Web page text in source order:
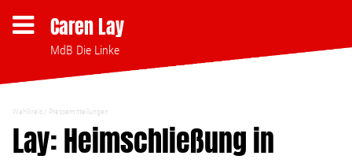
Caren Lay
MdB Die Linke
Themen
Wahlkreis Pressemitteilungen
Lay: Heimschließung in